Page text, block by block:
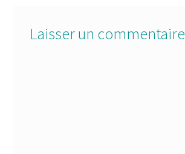
Laisser un commentaire